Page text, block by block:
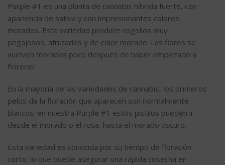
Purple #1 es una planta de cannabis híbrida fuerte, con
apariencia de sativa y con impresionantes colores
morados. Esta variedad produce cogollos muy
pegajosos, afrutados y de color morado. Las flores se
vuelven moradas poco después de haber empezado a
florecer.
En la mayoría de las variedades de cannabis, los primeros
pelos de la floración que aparecen son normalmente
blancos; en nuestra Purple #1 estos pistilos pueden ir
desde el morado o el rosa, hasta el morado oscuro.
Esta variedad es conocida por su tiempo de floración
corto, lo que puede asegurar una rápida cosecha en